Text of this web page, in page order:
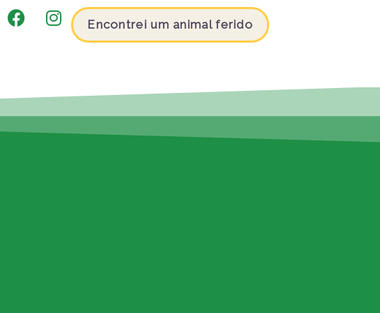
Encontrei um animal ferido